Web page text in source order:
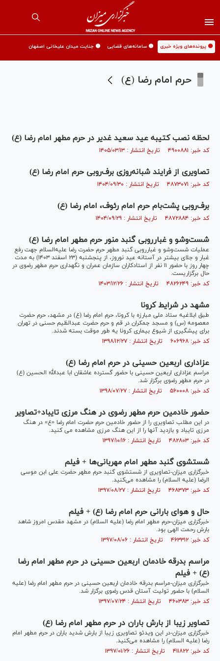
🟡 پرونده‌های ویژه خبری 🟡 سامانه‌های قضایی 🟡 جنایت میدان علیخانی اصفهان
حرم امام رضا (ع)
لحظه نصب کتیبه عید سعید غدیر در حرم مطهر امام رضا (ع)
کد خبر: ۴۹۰۰۸۸۱ تاریخ انتشار : ۱۴۰۵/۰۳/۱۳
تصاویری از فرایند شبانه‌روزی برف‌روبی حرم امام رضا (ع)
کد خبر: ۴۸۷۳۰۷۱ تاریخ انتشار : ۱۴۰۴/۰۹/۳۰
برف‌روبی پشت‌بام حرم امام رئوف، امام رضا (ع)
کد خبر: ۴۸۷۲۸۸۴ تاریخ انتشار : ۱۴۰۴/۰۹/۲۹
شست‌وشو و غبارروبی گنبد منور حرم مطهر امام رضا (ع)
عملیات شست‌وشو و غبارروبی گنبد مطهر حرم حضرت رضا علیه‌السلام جهت رفع
غبار و جلای بیشتر در آستانه عید نوروز، از پنجشنبه (۲۳ اسفند ۱۴۰۳) به مدت
چهار روز با حضور ۱۱ نفر از استادکاران سازمان عمران و نگهداری حرم مطهر رضوی در
حال برگزاریست.
کد خبر: ۴۸۲۶۲۴۹ تاریخ انتشار : ۱۴۰۳/۱۲/۲۶
مشهد در شرایط کرونا
طبق ابلاغیه ستاد ملی مبارزه با کرونا، حرم امام رضا (ع) در مشهد، حرم حضرت
معصومه (س) و مسجد جمکران در قم و حرم حضرت عبدالظیم حسنی در تهران
برای پیشگیری از شیوع بیماری کرونا یه طور موقت بسته شدند.
کد خبر: ۶۰۶۹۶۸ تاریخ انتشار : ۱۳۹۸/۱۲/۲۷
عزاداری اربعین حسینی در حرم امام رضا (ع)
مراسم عزاداری اربعین حسینی با حضور گسترده عاشقان ابا عبدالله الحسین (ع)
در حرم مطهر رضوی برگزار شد.
کد خبر: ۵۶۰۰۰۸ تاریخ انتشار : ۱۳۹۸/۰۷/۲۷
حضور خادمین حرم مطهر رضوی در هنگ مرزی تایباد+تصاویر
در این مطلب تصاویری را از حضور خادمین حرم حضرت امام رضا «ع» در هنگ
مرزی تایباد و بازدید آنها را از این هنگ مرزی مشاهده می کنید.
کد خبر: ۴۸۲۸۰۳ تاریخ انتشار : ۱۳۹۷/۱۰/۱۶
شستشوی گنبد مطهر امام مهربانی‌ها + فیلم
خبرگزاری میزان-تصاویری از شستشوی گنبد حرم مطهر حضرت علی ابن موسی
الرضا (علیه السلام) را مشاهده می‌کنید.
کد خبر: ۴۶۸۳۷۳ تاریخ انتشار : ۱۳۹۷/۰۸/۲۷
حال و هوای بارانی حرم امام رضا (ع) + فیلم
خبرگزاری میزان-حرم مطهر امام رضا (علیه السلام) در مشهد مقدس امروز شاهد
بارش رحمت الهی بود.
کد خبر: ۴۶۳۳۱۲ تاریخ انتشار : ۱۳۹۷/۰۸/۰۶
مراسم بدرقه خادمان اربعین حسینی در حرم مطهر امام رضا
(ع) + فیلم
خبرگزاری میزان-مراسم بدرقه خادمان اربعین حسینی در حرم مطهر امام رضا (علیه
السلام) با حضور تولیت آستان قدس رضوی برگزار شد.
کد خبر: ۴۶۰۳۸۳ تاریخ انتشار : ۱۳۹۷/۰۷/۲۴
تصاویر زیبا از بارش باران در حرم مطهر امام رضا (ع)
خبرگزاری میزان-در این ویدئو تصاویری زیبا از بارش شدید باران در حرم مطهر امام
رضا (علیه السلام) را مشاهده می‌کنید.
کد خبر: ۴۱۱۸۲۲ تاریخ انتشار : ۱۳۹۷/۰۱/۲۶